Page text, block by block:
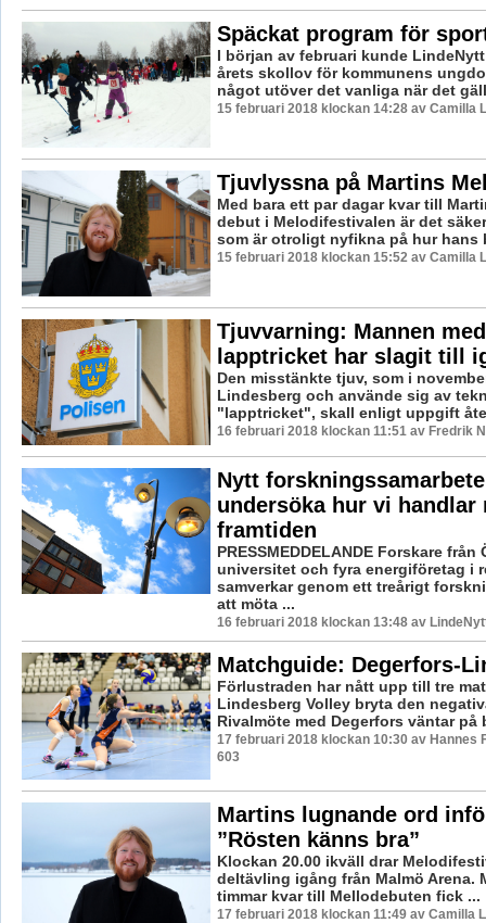
Späckat program för
I början av februari kunde
årets skollov för kommunens
något utöver det vanliga när det
15 februari 2018 klockan 14:28 av Camilla
Tjuvlyssna på Martins
Med bara ett par dagar kvar till
debut i Melodifestivalen är det
som är otroligt nyfikna på hur hans
15 februari 2018 klockan 15:52 av Camilla
Tjuvvarning: Mannen med
lapptricket har slagit till
Den misstänkte tjuv, som i
Lindesberg och använde sig av
"lapptricket", skall enligt uppgift
16 februari 2018 klockan 11:51 av Fredrik
Nytt
undersöka hur vi handlar
framtiden
PRESSMEDDELANDE Forskare från
universitet och fyra energiföretag i
samverkar genom ett treårigt
att möta ...
16 februari 2018 klockan 13:48 av
Matchguide: Degerfors-
Förlustraden har nått upp till tre
Lindesberg Volley bryta den
Rivalmöte med Degerfors väntar på
17 februari 2018 klockan 10:30 av Hannes
603
Martins lugnande ord
”Rösten känns bra”
Klockan 20.00 ikväll drar
deltävling igång från Malmö Arena.
timmar kvar till Mellodebuten fick ...
17 februari 2018 klockan 11:49 av Camilla